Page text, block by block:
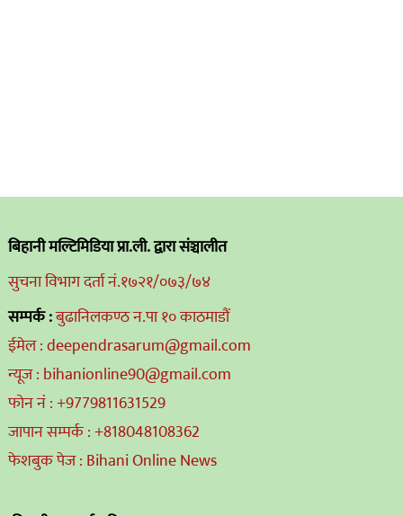
बिहानी मल्टिमिडिया प्रा.ली. द्वारा संञ्चालीत
सुचना विभाग दर्ता नं.१७२१/०७३/७४
सम्पर्क :बुढानिलकण्ठ न.पा १० काठमाडौं
ईमेल : deependrasarum@gmail.com
न्यूज : bihanionline90@gmail.com
फोन नं : +9779811631529
जापान सम्पर्क : +818048108362
फेशबुक पेज : Bihani Online News